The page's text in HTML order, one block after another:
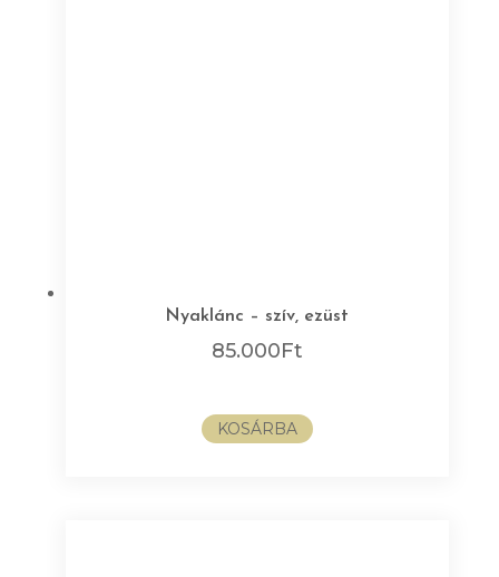
Nyaklánc – szív, ezüst
85.000Ft
KOSÁRBA